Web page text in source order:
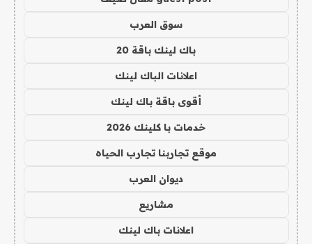
سوق العرب
باك لينك باقة 20
اعلانات الباك لينك
أقوى باقة باك لينك
خدمات با كلينك 2026
موقع تجاربنا تجارب الحياه
ديوان العرب
مشاريع
اعلانات باك لينك